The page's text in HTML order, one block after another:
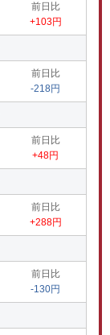
前日比
+103円
前日比
-218円
前日比
+48円
前日比
+288円
前日比
-130円